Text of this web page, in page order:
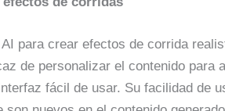
para crear efectos de corrida
de personalizar el contenido para
fácil de usar. Su facilidad de